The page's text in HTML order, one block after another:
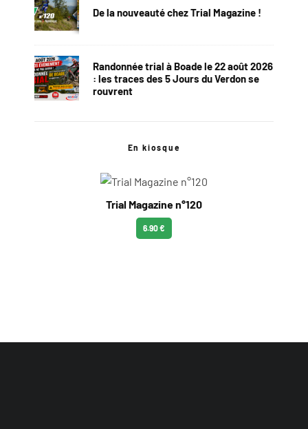
De la nouveauté chez Trial Magazine !
Randonnée trial à Boade le 22 août 2026
: les traces des 5 Jours du Verdon se
rouvrent
En kiosque
Trial Magazine n°120
6.90 €